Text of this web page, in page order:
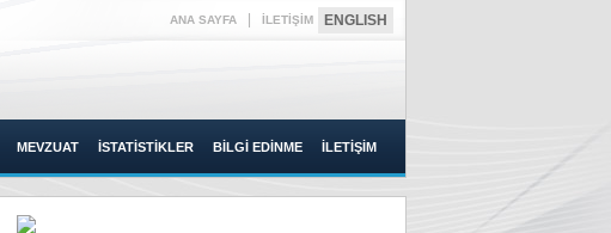
ANA SAYFA İLETİŞİM ENGLISH
MEVZUAT İSTATİSTİKLER BİLGİ EDİNME İLETİŞİM